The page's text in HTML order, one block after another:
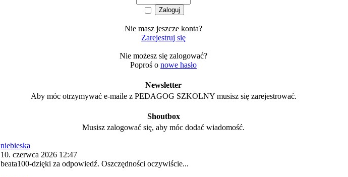
Nie masz jeszcze konta?
Zarejestruj się
Nie możesz się zalogować?
Poproś o nowe hasło
Newsletter
Aby móc otrzymywać e-maile z PEDAGOG SZKOLNY musisz się zarejestrować.
Shoutbox
Musisz zalogować się, aby móc dodać wiadomość.
niebieska
10. czerwca 2026 12:47
beata100-dzięki za odpowiedź. Oszczędności oczywiście...